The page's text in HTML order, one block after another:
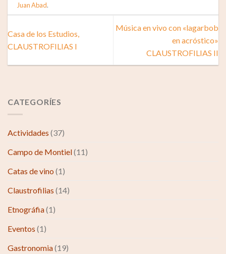
Juan Abad.
Casa de los Estudios,
CLAUSTROFILIAS I
Música en vivo con «lagarbob
en acróstico»
CLAUSTROFILIAS II
CATEGORÍES
Actividades (37)
Campo de Montiel(11)
Catas de vino (1)
Claustrofilias (14)
Etnográfia(1)
Eventos (1)
Gastronomia(19)